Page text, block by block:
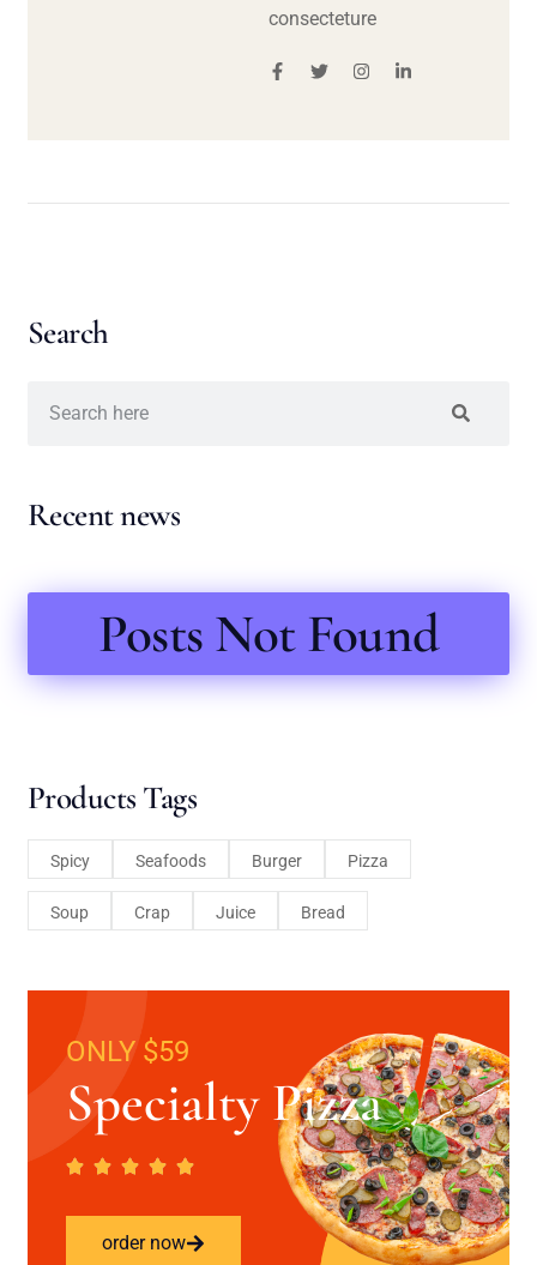
consecteture
Search
Recent news
Posts Not Found
Products Tags
Spicy Seafoods Burger Pizza
Soup Crap Juice Bread
ONLY $59
Specialty Pizza
order now